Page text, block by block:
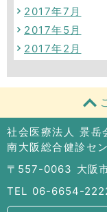
2017年7月
2017年5月
2017年2月
社会医療法人 景岳
南大阪総合健診セ
〒557-0063 大阪
TEL 06-6654-